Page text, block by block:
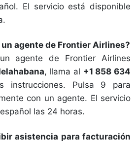
El servicio está disponible
agente de Frontier Airlines?
agente de Frontier Airlines
, llama al +1 858 634
instrucciones. Pulsa 9 para
con un agente. El servicio
las 24 horas.
asistencia para facturación